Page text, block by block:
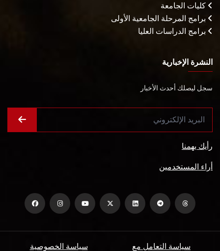
كليات الجامعة
برامج المرحلة الجامعية الأولى
برامج الدراسات العليا
النشرة الإخبارية
سجل ليصلك أحدث الأخبار
رأيك يهمنا
أراء المستخدمين
سياسة الخصوصية سياسة التعامل مع